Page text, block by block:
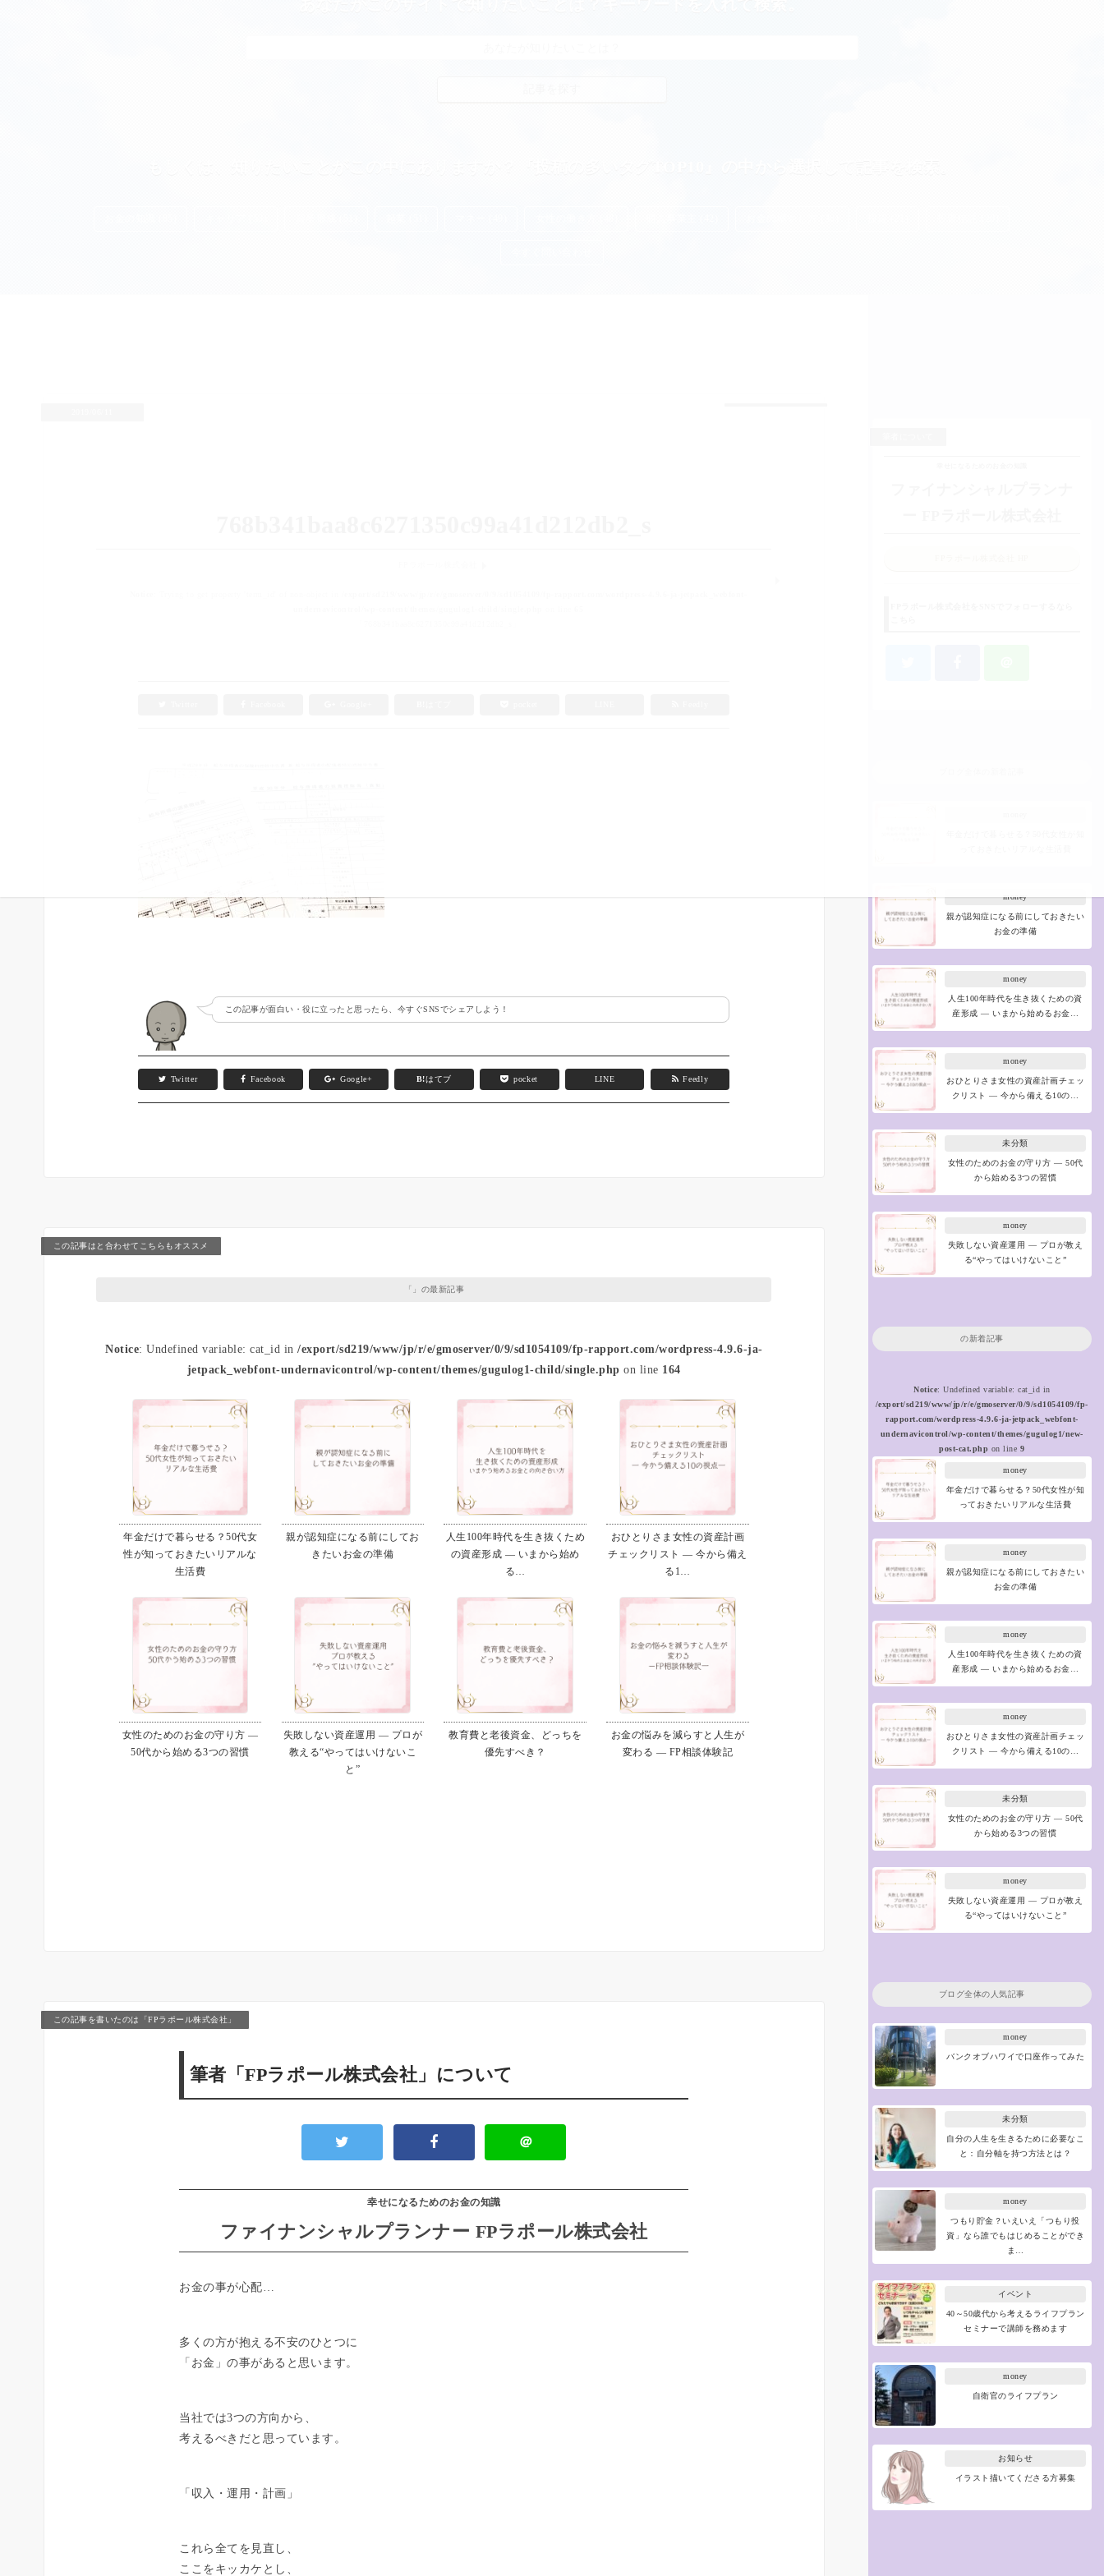
この記事が面白い・役に立ったと思ったら、今すぐSNSでシェアしよう！
Twitter Facebook Google+ B!はてブ pocket LINE Feedly
この記事はと合わせてこちらもオススメ
「」の最新記事
Notice: Undefined variable: cat_id in/export/sd219/www/jp/r/e/gmoserver/0/9/sd1054109/fp-rapport.com/wordpress-4.9.6-ja-
jetpack_webfont-undernavicontrol/wp-content/themes/gugulog1-child/single.php on line 164
年金だけで暮らせる？50代女
性が知っておきたいリアルな
生活費
親が認知症になる前にしてお
きたいお金の準備
人生100年時代を生き抜くため
の資産形成 ― いまから始め
る…
おひとりさま女性の資産計画
チェックリスト ― 今から備え
る1…
女性のためのお金の守り方 ―
50代から始める3つの習慣
失敗しない資産運用 ― プロが
教える“やってはいけないこ
と”
教育費と老後資金、どっちを
優先すべき？
お金の悩みを減らすと人生が
変わる ― FP相談体験記
この記事を書いたのは「FPラポール株式会社」
筆者「FPラポール株式会社」について
＠
幸せになるためのお金の知識
ファイナンシャルプランナー FPラポール株式会社
お金の事が心配…
多くの方が抱える不安のひとつに
「お金」の事があると思います。
当社では3つの方向から、
考えるべきだと思っています。
「収入・運用・計画」
これら全てを見直し、
ここをキッカケとし、
money
親が認知症になる前にしておきたい
お金の準備
money
人生100年時代を生き抜くための資
産形成 ― いまから始めるお金…
money
おひとりさま女性の資産計画チェッ
クリスト ― 今から備える10の…
未分類
女性のためのお金の守り方 ― 50代
から始める3つの習慣
money
失敗しない資産運用 ― プロが教え
る“やってはいけないこと”
の新着記事
Notice: Undefined variable: cat_id in
/export/sd219/www/jp/r/e/gmoserver/0/9/sd1054109/fp-
rapport.com/wordpress-4.9.6-ja-jetpack_webfont-
undernavicontrol/wp-content/themes/gugulog1/new-
post-cat.php on line 9
money
年金だけで暮らせる？50代女性が知
っておきたいリアルな生活費
money
親が認知症になる前にしておきたい
お金の準備
money
人生100年時代を生き抜くための資
産形成 ― いまから始めるお金…
money
おひとりさま女性の資産計画チェッ
クリスト ― 今から備える10の…
未分類
女性のためのお金の守り方 ― 50代
から始める3つの習慣
money
失敗しない資産運用 ― プロが教え
る“やってはいけないこと”
ブログ全体の人気記事
money
バンクオブハワイで口座作ってみた
未分類
自分の人生を生きるために必要なこ
と：自分軸を持つ方法とは？
money
つもり貯金？いえいえ「つもり投
資」なら誰でもはじめることができ
ま…
イベント
40～50歳代から考えるライフプラン
セミナーで講師を務めます
money
自衛官のライフプラン
お知らせ
イラスト描いてくださる方募集